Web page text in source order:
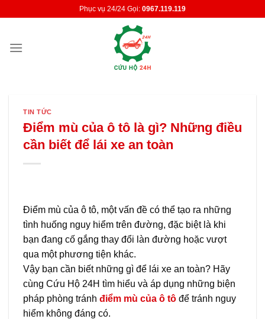
Phục vụ 24/24 Gọi: 0967.119.119
TIN TỨC
Điểm mù của ô tô là gì? Những điều
cần biết để lái xe an toàn
Điểm mù của ô tô, một vấn đề có thể tạo ra những
tình huống nguy hiểm trên đường, đặc biệt là khi
bạn đang cố gắng thay đổi làn đường hoặc vượt
qua một phương tiện khác.
Vậy bạn cần biết những gì để lái xe an toàn? Hãy
cùng Cứu Hộ 24H tìm hiểu và áp dụng những biện
pháp phòng tránh điểm mù của ô tô để tránh nguy
hiểm không đáng có.